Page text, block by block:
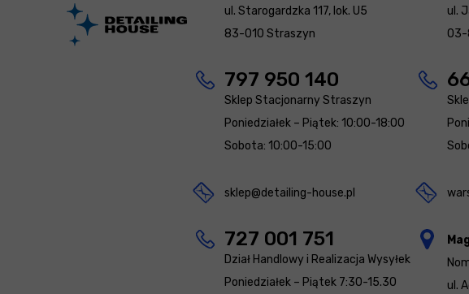
ul. Starogardzka 117, lok. U5
83-010 Straszyn
797 950 140
Sklep Stacjonarny Straszyn
Poniedziałek – Piątek: 10:00-18:00
Sobota: 10:00-15:00
sklep@detailing-house.pl
727 001 751
Dział Handlowy i Realizacja Wysyłek
Poniedziałek – Piątek 7:30-15.30
ul.
03-
ul.